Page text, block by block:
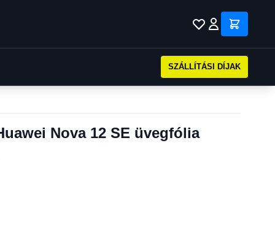
SZÁLLÍTÁSI DÍJAK
Nova 12 SE üvegfólia